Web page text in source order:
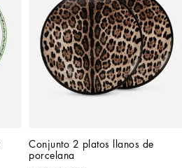
Conjunto 2 platos llanos de
porcelana